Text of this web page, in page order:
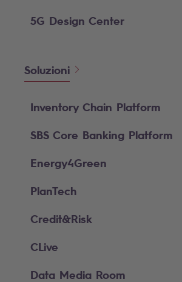
5G Design Center
Soluzioni
Inventory Chain Platform
SBS Core Banking Platform
Energy4Green
PlanTech
Credit&Risk
CLive
Data Media Room